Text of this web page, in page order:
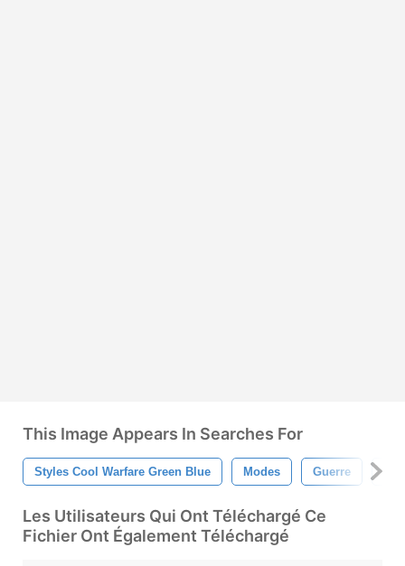
This Image Appears In Searches For
Styles Cool Warfare Green Blue Modes Guerre
Les Utilisateurs Qui Ont Téléchargé Ce
Fichier Ont Également Téléchargé